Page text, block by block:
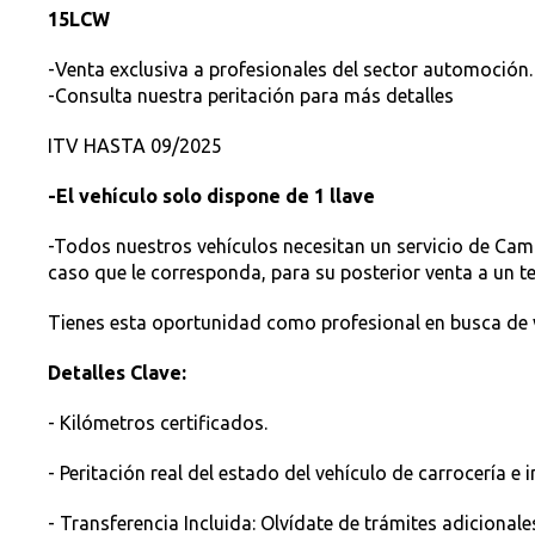
15LCW
-Venta exclusiva a profesionales del sector automoción.
-Consulta nuestra peritación para más detalles
ITV HASTA 09/2025
-El vehículo solo dispone de 1 llave
-Todos nuestros vehículos necesitan un servicio de
caso que le corresponda, para su posterior venta a un
Tienes esta oportunidad como profesional en busca
Detalles Clave:
- Kilómetros certificados.
- Peritación real del estado del vehículo de carrocería e
- Transferencia Incluida: Olvídate de trámites